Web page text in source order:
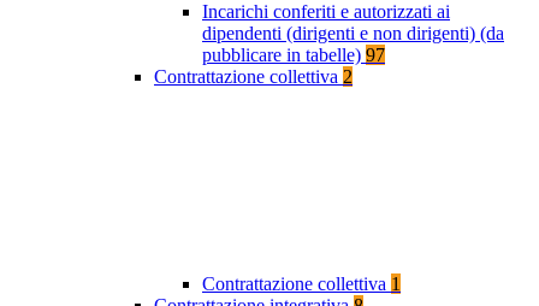
Incarichi conferiti e autorizzati ai
dipendenti (dirigenti e non dirigenti) (da
pubblicare in tabelle) 97
Contrattazione collettiva 2
Contrattazione collettiva 1